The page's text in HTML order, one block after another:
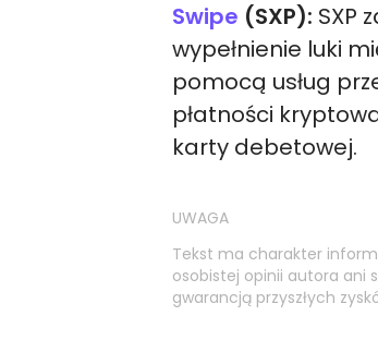
Swipe (SXP): SXP
wypełnienie luki
pomocą usług
płatności
karty debetowej.
UWAGA
Tekst ma charakter
osobistej opinii autora ani
gwarancją przyszłych